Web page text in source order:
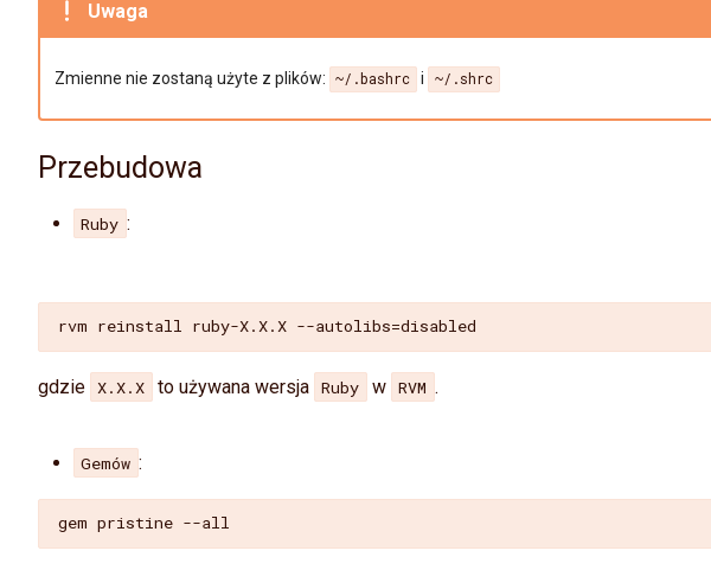
Uwaga
Zmienne nie zostaną użyte z plików: ~/.bashrc i ~/.shrc
Przebudowa
Ruby :
rvm reinstall ruby-X.X.X --autolibs=
gdzie X.X.X to używana wersja Ruby w RVM .
Gemów :
gem pristine